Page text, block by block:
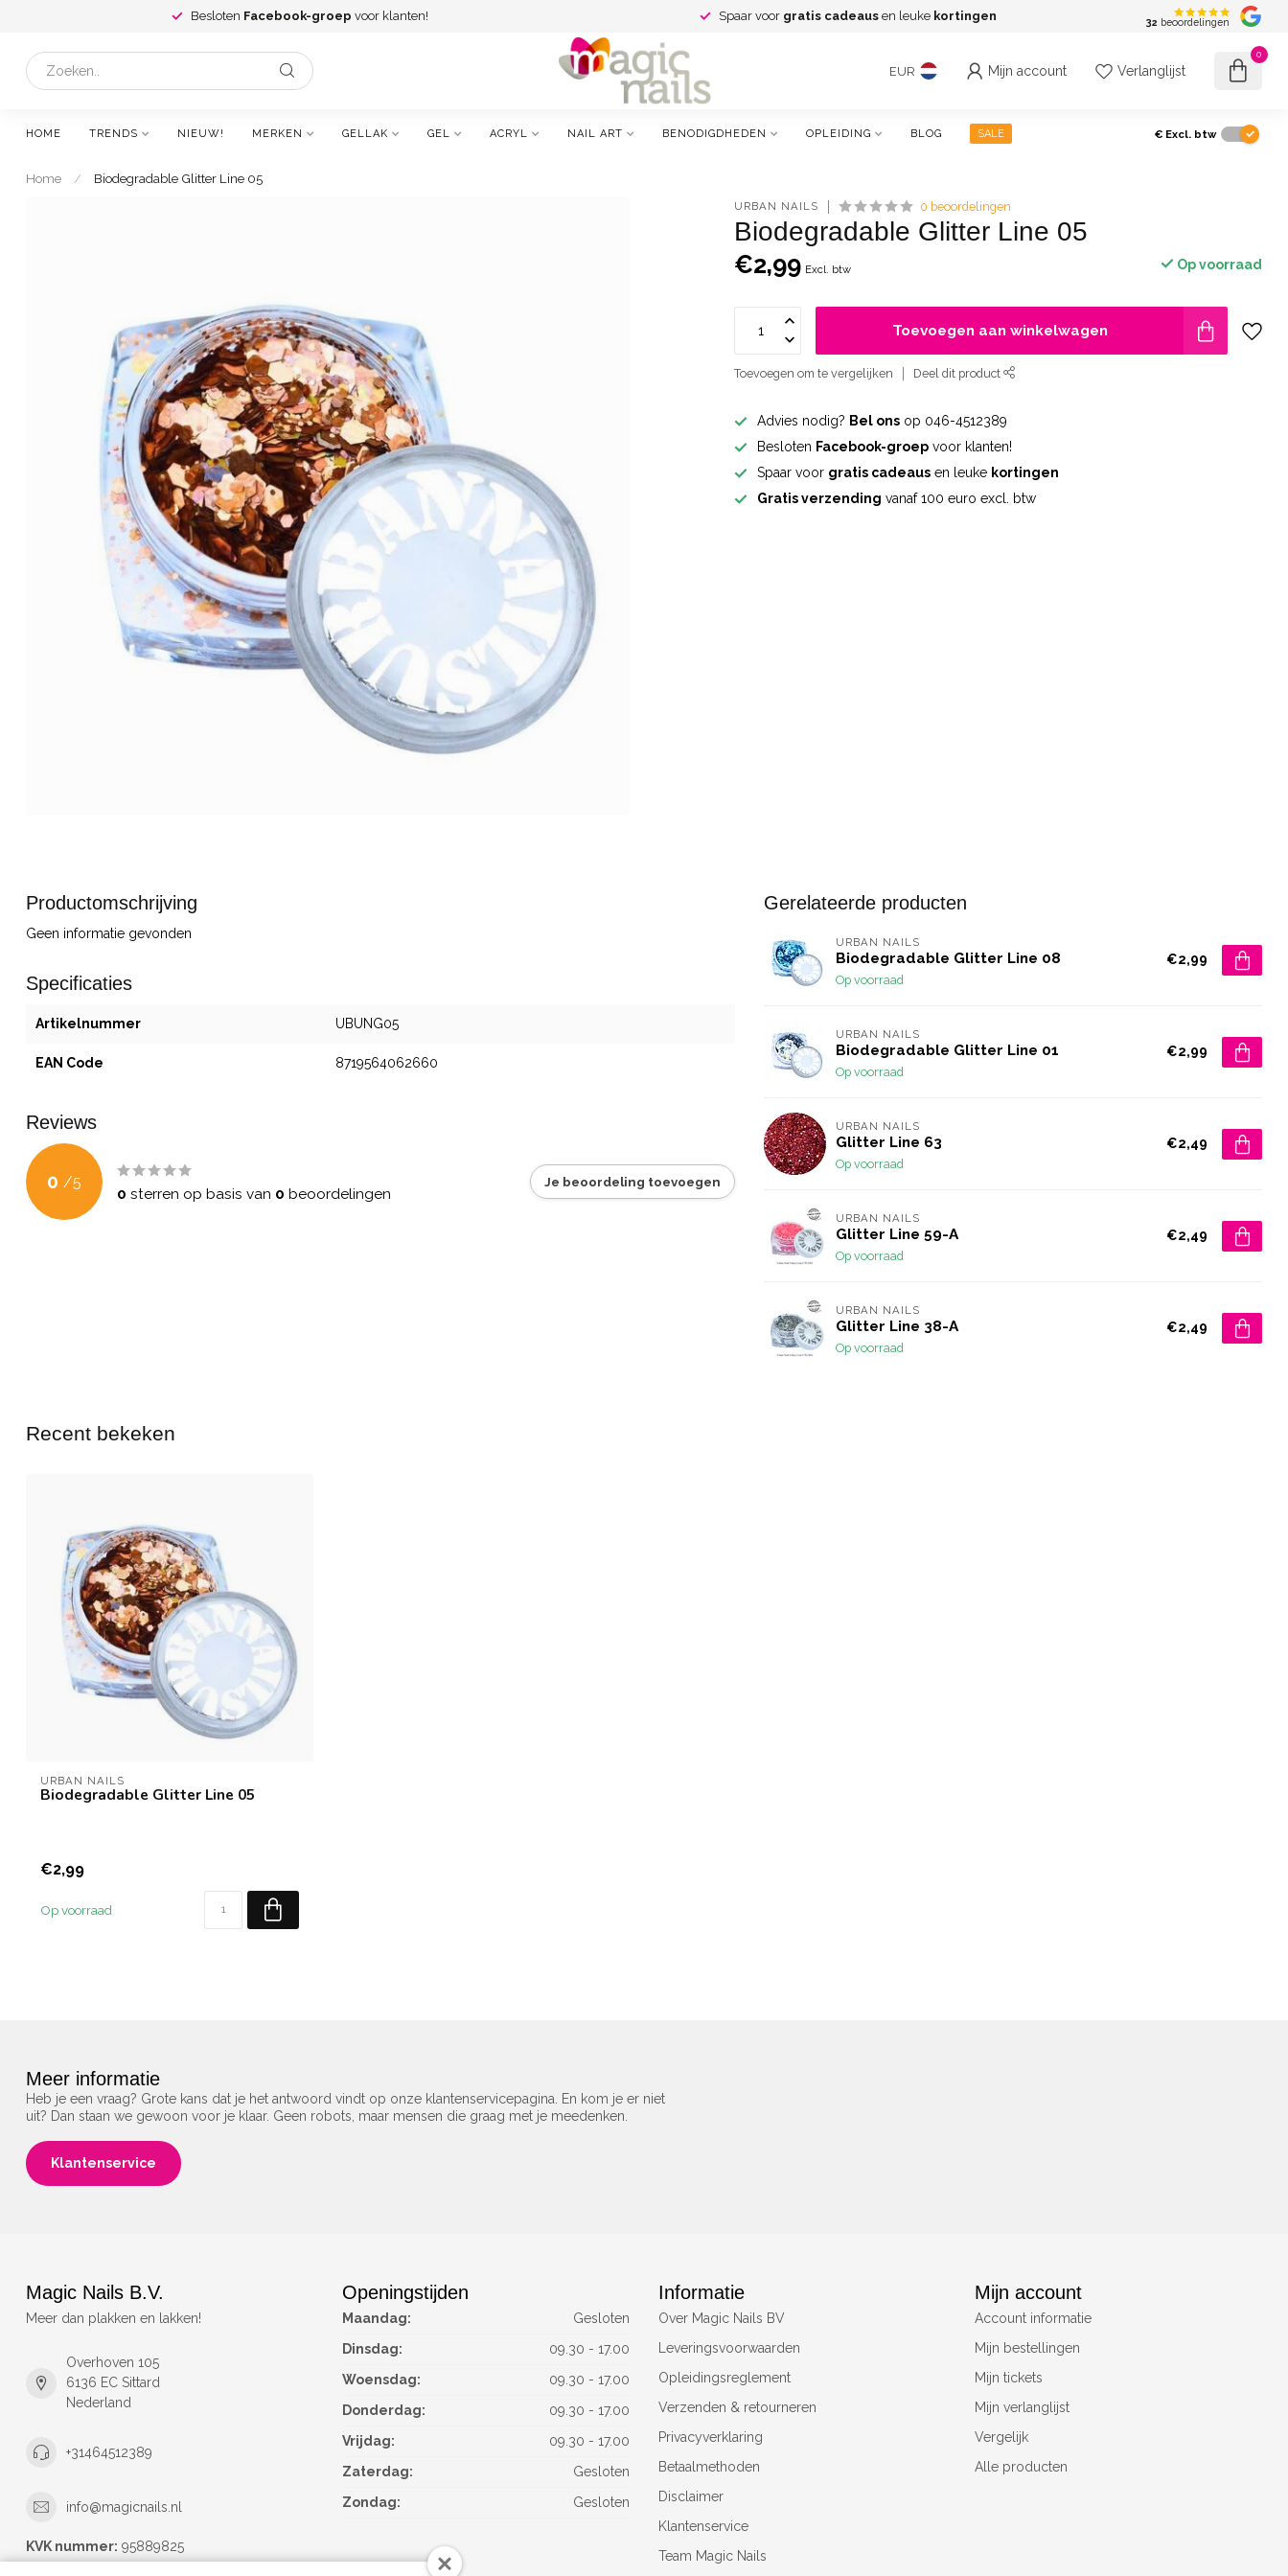
Besloten Facebook-groep voor klanten! Spaar voor gratis cadeaus en leuke kortingen 32 beoordelingen
EUR Mijn account Verlanglijst
0
HOME TRENDS NIEUW! MERKEN GELLAK GEL ACRYL NAIL ART BENODIGDHEDEN OPLEIDING BLOG SALE € Excl. btw
Home / Biodegradable Glitter Line 05
URBAN NAILS 0 beoordelingen
Biodegradable Glitter Line 05
€2,99 Excl. btw Op voorraad
Toevoegen aan winkelwagen
Toevoegen om te vergelijken Deel dit product
Advies nodig? Bel ons op 046-4512389
Besloten Facebook-groep voor klanten!
Spaar voor gratis cadeaus en leuke kortingen
Gratis verzending vanaf 100 euro excl. btw
Productomschrijving
Geen informatie gevonden
Specificaties
Artikelnummer UBUNG05
EAN Code 8719564062660
Reviews
0 /5
0 sterren op basis van 0 beoordelingen
Je beoordeling toevoegen
Gerelateerde producten
URBAN NAILS
Biodegradable Glitter Line 08
Op voorraad
€2,99
URBAN NAILS
Biodegradable Glitter Line 01
Op voorraad
€2,99
URBAN NAILS
Glitter Line 63
Op voorraad
€2,49
URBAN NAILS
Glitter Line 59-A
Op voorraad
€2,49
URBAN NAILS
Glitter Line 38-A
Op voorraad
€2,49
Recent bekeken
URBAN NAILS
Biodegradable Glitter Line 05
€2,99
Op voorraad
Meer informatie
Heb je een vraag? Grote kans dat je het antwoord vindt op onze klantenservicepagina. En kom je er niet
uit? Dan staan we gewoon voor je klaar. Geen robots, maar mensen die graag met je meedenken.
Klantenservice
Magic Nails B.V.
Meer dan plakken en lakken!
Overhoven 105
6136 EC Sittard
Nederland
+31464512389
info@magicnails.nl
KVK nummer: 95889825
Openingstijden
Maandag:
Gesloten
Dinsdag:
09.30 - 17.00
Woensdag:
09.30 - 17.00
Donderdag:
09.30 - 17.00
Vrijdag:
09.30 - 17.00
Zaterdag:
Gesloten
Zondag:
Gesloten
Informatie
Over Magic Nails BV
Leveringsvoorwaarden
Opleidingsreglement
Verzenden & retourneren
Privacyverklaring
Betaalmethoden
Disclaimer
Klantenservice
Team Magic Nails
Mijn account
Account informatie
Mijn bestellingen
Mijn tickets
Mijn verlanglijst
Vergelijk
Alle producten